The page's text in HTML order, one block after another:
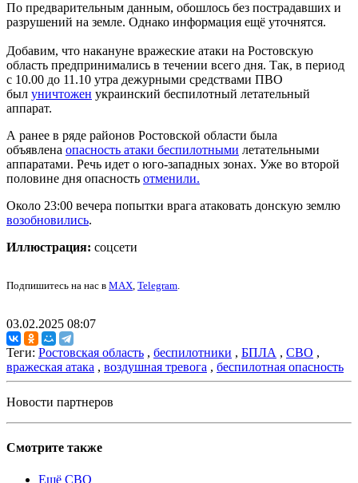
По предварительным данным, обошлось без пострадавших и
разрушений на земле. Однако информация ещё уточнятся.
Добавим, что накануне вражеские атаки на Ростовскую
область предпринимались в течении всего дня. Так, в период
с 10.00 до 11.10 утра дежурными средствами ПВО
был уничтожен украинский беспилотный летательный
аппарат.
А ранее в ряде районов Ростовской области была
объявлена опасность атаки беспилотными летательными
аппаратами. Речь идет о юго-западных зонах. Уже во второй
половине дня опасность отменили.
Около 23:00 вечера попытки врага атаковать донскую землю
возобновились.
Иллюстрация: соцсети
Подпишитесь на нас в MAX, Telegram.
03.02.2025 08:07
Теги: Ростовская область , беспилотники , БПЛА , СВО ,
вражеская атака , воздушная тревога , беспилотная опасность
Новости партнеров
Смотрите также
Ещё СВО